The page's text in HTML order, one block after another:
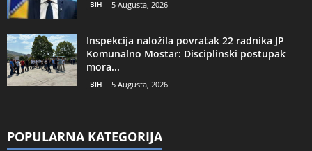
BIH 5 Augusta, 2026
Inspekcija naložila povratak 22 radnika JP
Komunalno Mostar: Disciplinski postupak
mora...
BIH 5 Augusta, 2026
POPULARNA KATEGORIJA